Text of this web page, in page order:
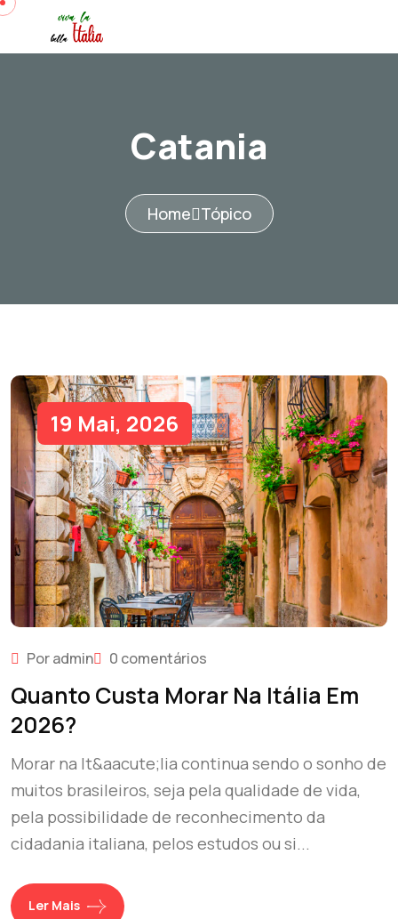
Catania
Home Tópico
19 Mai, 2026
Por admin 0 comentários
Quanto Custa Morar Na Itália Em
2026?
Morar na It&aacute;lia continua sendo o sonho de
muitos brasileiros, seja pela qualidade de vida,
pela possibilidade de reconhecimento da
cidadania italiana, pelos estudos ou si...
Ler Mais